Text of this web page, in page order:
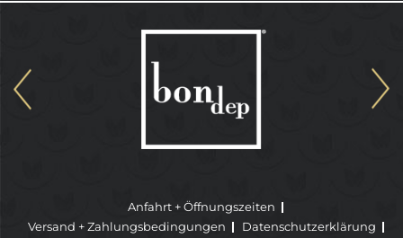
Anfahrt + Öffnungszeiten
Versand + Zahlungsbedingungen
Datenschutzerklärung